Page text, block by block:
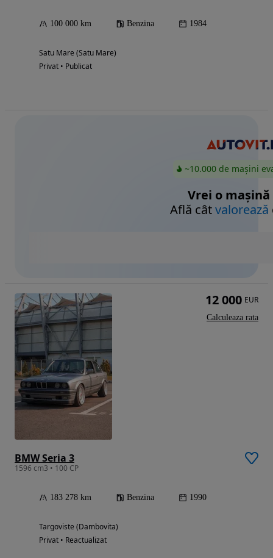
100 000 km Benzina 1984
Satu Mare (Satu Mare)
Privat • Publicat
~10.000 de mașini
Vrei o mașină
Află câtvalorează
BMW Seria 3
1596 cm3 • 100 CP
183 278 km Benzina 1990
Targoviste (Dambovita)
Privat • Reactualizat
12 000 EUR
Calculeaza rata